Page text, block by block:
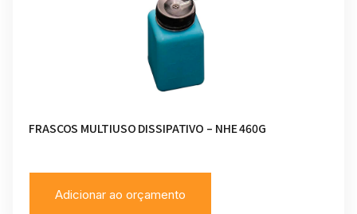
FRASCOS MULTIUSO DISSIPATIVO – NHE 460G
Adicionar ao orçamento